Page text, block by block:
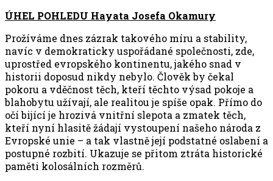
ÚHEL POHLEDU Hayata Josefa Okamury
Prožíváme dnes zázrak takového míru a stability,
navíc v demokraticky uspořádané společnosti, zde,
uprostřed evropského kontinentu, jakého snad v
historii doposud nikdy nebylo. Člověk by čekal
pokoru a vděčnost těch, kteří těchto výsad pokoje a
blahobytu užívají, ale realitou je spíše opak. Přímo do
očí bijící je hrozivá vnitřní slepota a zmatek těch,
kteří nyní hlasitě žádají vystoupení našeho národa z
Evropské unie – a tak vlastně její podstatné oslabení a
postupné rozbití. Ukazuje se přitom ztráta historické
paměti kolosálních rozměrů.